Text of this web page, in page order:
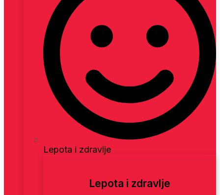
Lepota i zdravlje
Lepota i zdravlje